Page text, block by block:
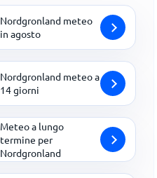
Nordgronland meteo
in agosto
Nordgronland meteo a
14 giorni
Meteo a lungo
termine per
Nordgronland